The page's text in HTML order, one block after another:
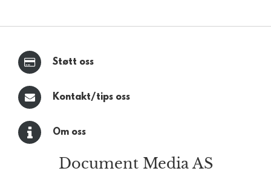
Støtt oss
Kontakt/tips oss
Om oss
Document Media AS